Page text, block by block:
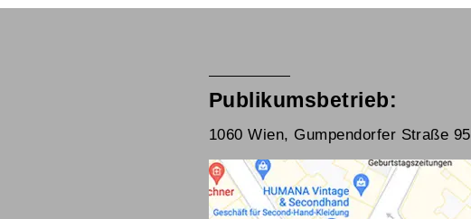
Publikumsbetrieb:
1060 Wien, Gumpendorfer Straße 95